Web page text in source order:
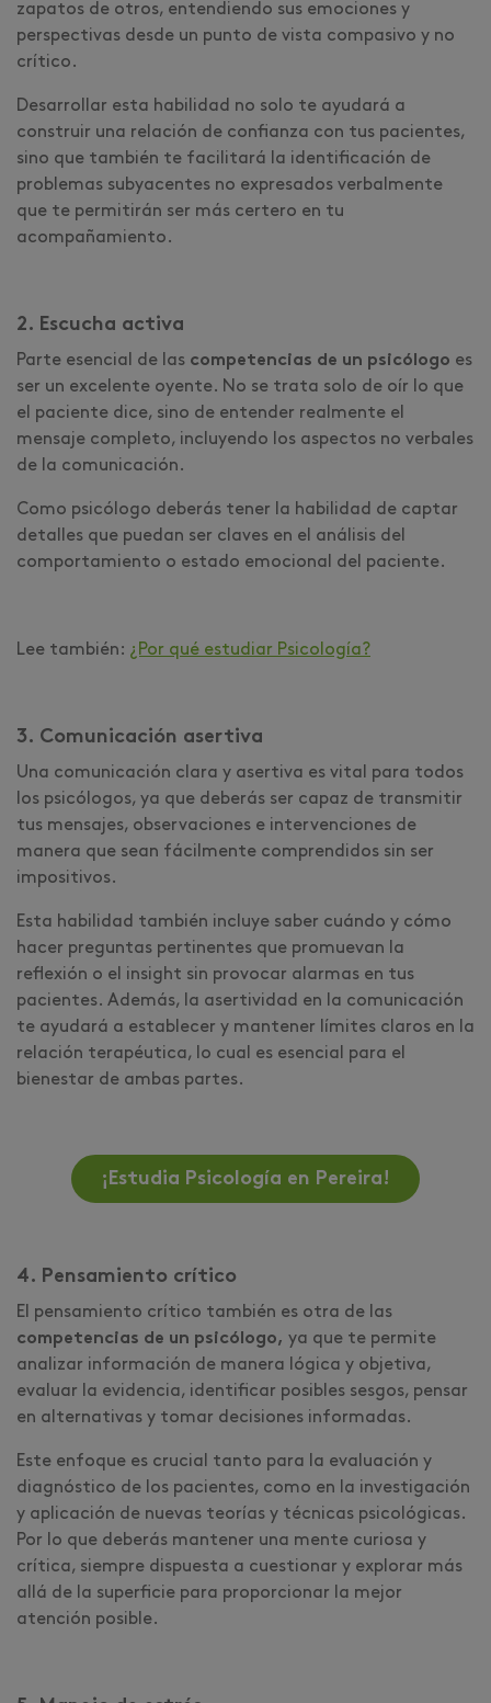
zapatos de otros, entendiendo sus emociones y
perspectivas desde un punto de vista compasivo y no
crítico.
Desarrollar esta habilidad no solo te ayudará a
construir una relación de confianza con tus pacientes,
sino que también te facilitará la identificación de
problemas subyacentes no expresados verbalmente
que te permitirán ser más certero en tu
acompañamiento.
2. Escucha activa
Parte esencial de las competencias de un psicólogo es
ser un excelente oyente. No se trata solo de oír lo que
el paciente dice, sino de entender realmente el
mensaje completo, incluyendo los aspectos no verbales
de la comunicación.
Como psicólogo deberás tener la habilidad de captar
detalles que puedan ser claves en el análisis del
comportamiento o estado emocional del paciente.
Lee también: ¿Por qué estudiar Psicología?
3. Comunicación asertiva
Una comunicación clara y asertiva es vital para todos
los psicólogos, ya que deberás ser capaz de transmitir
tus mensajes, observaciones e intervenciones de
manera que sean fácilmente comprendidos sin ser
impositivos.
Esta habilidad también incluye saber cuándo y cómo
hacer preguntas pertinentes que promuevan la
reflexión o el insight sin provocar alarmas en tus
pacientes. Además, la asertividad en la comunicación
te ayudará a establecer y mantener límites claros en la
relación terapéutica, lo cual es esencial para el
bienestar de ambas partes.
¡Estudia Psicología en Pereira!
4. Pensamiento crítico
El pensamiento crítico también es otra de las
competencias de un psicólogo, ya que te permite
analizar información de manera lógica y objetiva,
evaluar la evidencia, identificar posibles sesgos, pensar
en alternativas y tomar decisiones informadas.
Este enfoque es crucial tanto para la evaluación y
diagnóstico de los pacientes, como en la investigación
y aplicación de nuevas teorías y técnicas psicológicas.
Por lo que deberás mantener una mente curiosa y
crítica, siempre dispuesta a cuestionar y explorar más
allá de la superficie para proporcionar la mejor
atención posible.